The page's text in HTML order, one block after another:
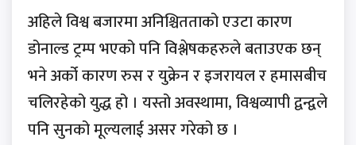
अहिले विश्व बजारमा अनिश्चितताको एउटा कारण
डोनाल्ड ट्रम्प भएको पनि विश्लेषकहरुले बताउएक छन्
भने अर्को कारण रुस र युक्रेन र इजरायल र हमासबीच
चलिरहेको युद्ध हो । यस्तो अवस्थामा, विश्वव्यापी द्वन्द्वले
पनि सुनको मूल्यलाई असर गरेको छ ।